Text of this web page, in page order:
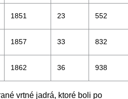
1851 23 552
1857 33 832
1862 36 938
vrtné jadrá, ktoré boli po